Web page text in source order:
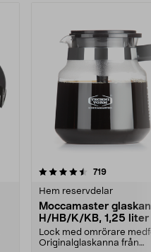
719
Hem reservdelar
Moccamaster
H/HB/K/KB, 1,25 liter
Lock med omrörare
Originalglaskanna från
4.5 av 5 stjärnor